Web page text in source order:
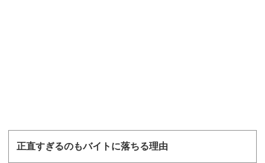
正直すぎるのもバイトに落ちる理由